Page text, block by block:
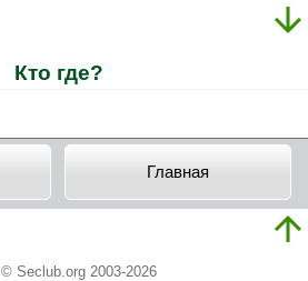
Кто где?
Главная
© Seclub.org 2003-2026